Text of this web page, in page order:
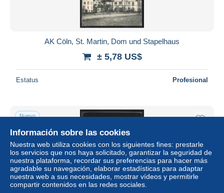
AK Cöln, St. Martin, Dom und Stapelhaus
± 5,78 US$
Estatus Profesional
Nuevo
Información sobre las cookies
Nuestra web utiliza cookies con los siguientes fines: prestarle
los servicios que nos haya solicitado, garantizar la seguridad de
nuestra plataforma, recordar sus preferencias para hacer más
agradable su navegación, elaborar estadísticas para adaptar
nuestra web a sus necesidades, mostrar vídeos y permitirle
compartir contenidos en las redes sociales.